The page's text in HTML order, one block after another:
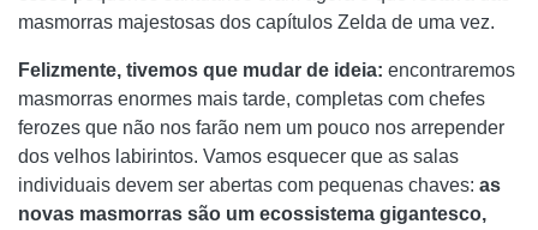
masmorras majestosas dos capítulos Zelda de uma vez.
Felizmente, tivemos que mudar de ideia: encontraremos
masmorras enormes mais tarde, completas com chefes
ferozes que não nos farão nem um pouco nos arrepender
dos velhos labirintos. Vamos esquecer que as salas
individuais devem ser abertas com pequenas chaves: as
novas masmorras são um ecossistema gigantesco,